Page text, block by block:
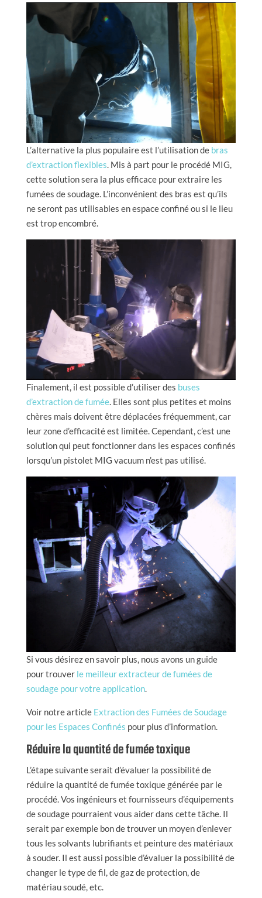
L’alternative la plus populaire est l’utilisation de bras
d’extraction flexibles. Mis à part pour le procédé MIG,
cette solution sera la plus efficace pour extraire les
fumées de soudage. L’inconvénient des bras est qu’ils
ne seront pas utilisables en espace confiné ou si le lieu
est trop encombré.
Finalement, il est possible d’utiliser des buses
d’extraction de fumée. Elles sont plus petites et moins
chères mais doivent être déplacées fréquemment, car
leur zone d’efficacité est limitée. Cependant, c’est une
solution qui peut fonctionner dans les espaces confinés
lorsqu’un pistolet MIG vacuum n’est pas utilisé.
Si vous désirez en savoir plus, nous avons un guide
pour trouver le meilleur extracteur de fumées de
soudage pour votre application.
Voir notre article Extraction des Fumées de Soudage
pour les Espaces Confinés pour plus d’information.
Réduire la quantité de fumée toxique
L’étape suivante serait d’évaluer la possibilité de
réduire la quantité de fumée toxique générée par le
procédé. Vos ingénieurs et fournisseurs d’équipements
de soudage pourraient vous aider dans cette tâche. Il
serait par exemple bon de trouver un moyen d’enlever
tous les solvants lubrifiants et peinture des matériaux
à souder. Il est aussi possible d’évaluer la possibilité de
changer le type de fil, de gaz de protection, de
matériau soudé, etc.